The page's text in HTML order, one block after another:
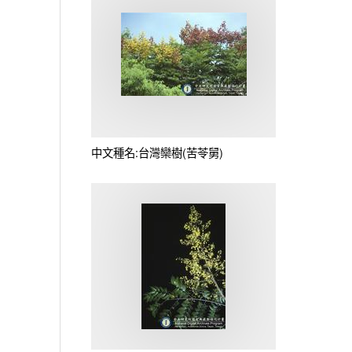
中文種名:台灣欒樹(苦苓舅)